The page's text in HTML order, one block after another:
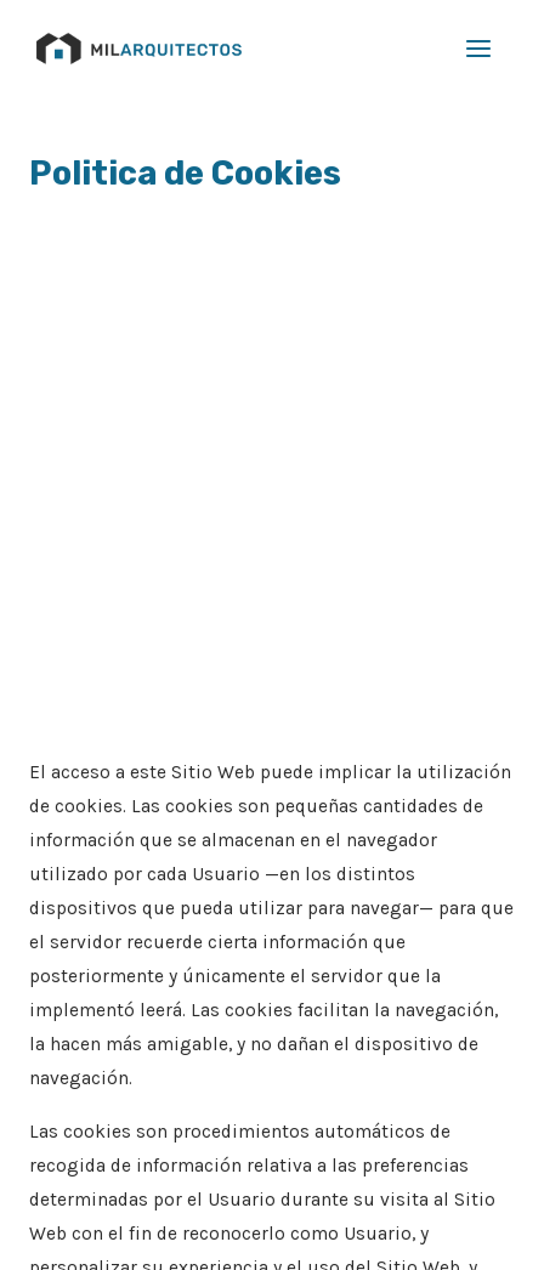
Politica de Cookies
El acceso a este Sitio Web puede implicar la utilización
de cookies. Las cookies son pequeñas cantidades de
información que se almacenan en el navegador
utilizado por cada Usuario —en los distintos
dispositivos que pueda utilizar para navegar— para que
el servidor recuerde cierta información que
posteriormente y únicamente el servidor que la
implementó leerá. Las cookies facilitan la navegación,
la hacen más amigable, y no dañan el dispositivo de
navegación.
Las cookies son procedimientos automáticos de
recogida de información relativa a las preferencias
determinadas por el Usuario durante su visita al Sitio
Web con el fin de reconocerlo como Usuario, y